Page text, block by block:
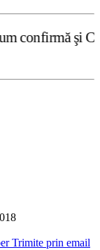
în
Trimite prin email